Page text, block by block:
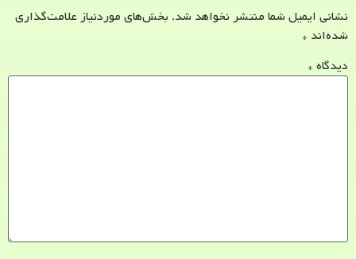
نشانی ایمیل شما منتشر نخواهد شد. بخش‌های موردنیاز علامت‌گذاری
شده‌اند *
دیدگاه *